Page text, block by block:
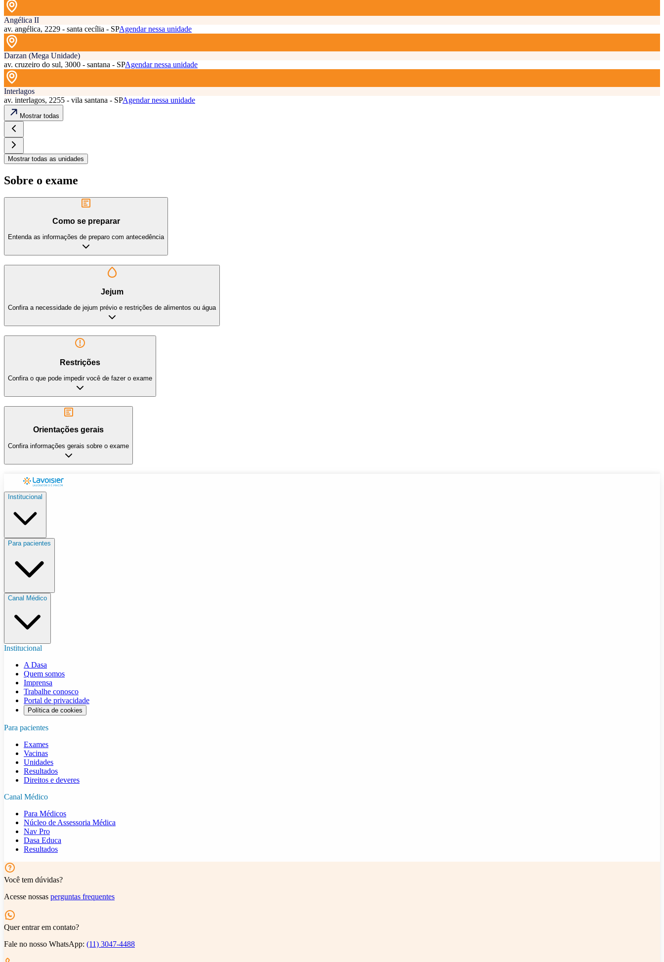
Angélica II
av. angélica, 2229 - santa cecília - SPAgendar nessa unidade
Darzan (Mega Unidade)
av. cruzeiro do sul, 3000 - santana - SPAgendar nessa unidade
Interlagos
av. interlagos, 2255 - vila santana - SPAgendar nessa unidade
Mostrar todas
Mostrar todas as unidades
Sobre o exame
Como se preparar
Entenda as informações de preparo com antecedência
Jejum
Confira a necessidade de jejum prévio e restrições de alimentos ou água
Restrições
Confira o que pode impedir você de fazer o exame
Orientações gerais
Confira informações gerais sobre o exame
Institucional
Para pacientes
Canal Médico
Institucional
A Dasa
Quem somos
Imprensa
Trabalhe conosco
Portal de privacidade
Política de cookies
Para pacientes
Exames
Vacinas
Unidades
Resultados
Direitos e deveres
Canal Médico
Para Médicos
Núcleo de Assessoria Médica
Nav Pro
Dasa Educa
Resultados
Você tem dúvidas?
Acesse nossas perguntas frequentes
Quer entrar em contato?
Fale no nosso WhatsApp: (11) 3047-4488